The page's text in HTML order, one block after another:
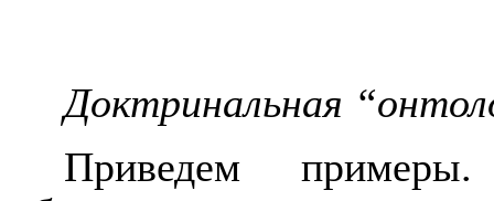
Доктринальная
Приведем